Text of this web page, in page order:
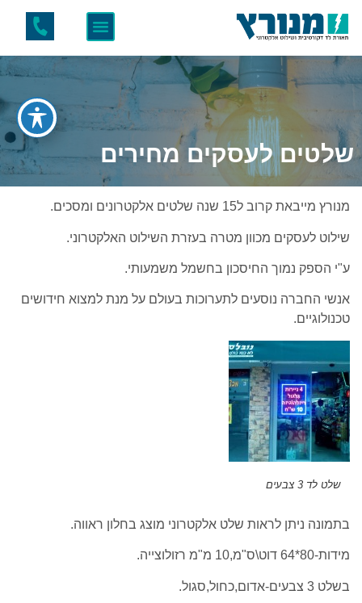
שלטים לעסקים מחירים
מנורץ מייבאת קרוב ל15 שנה שלטים אלקטרונים ומסכים.
שילוט לעסקים מכוון מטרה בעזרת השילוט האלקטרוני.
ע"י הספק נמוך החיסכון בחשמל משמעותי.
אנשי החברה נוסעים לתערוכות בעולם על מנת למצוא חידושים
טכנולוגיים.
שלט לד 3 צבעים
בתמונה ניתן לראות שלט אלקטרוני מוצג בחלון ראווה.
מידות-80*64 דוט\ס"מ,10 מ"מ רזולוצייה.
בשלט 3 צבעים-אדום,כחול,סגול.